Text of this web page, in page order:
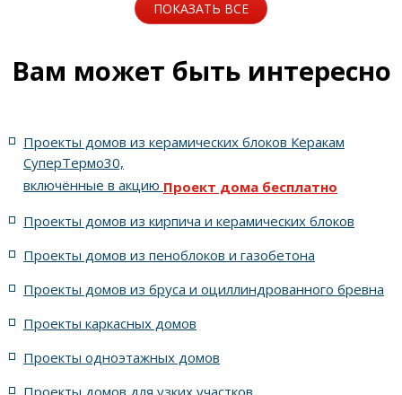
С цоколем С гаражом 6 спален с котельной
5 спален с цоколем и террасой
7 спален с крышей шале 5 спален и террасой
жилых в стиле Райта с 5 комнатами
жилых в английском стиле
ПОКАЗАТЬ ВСЕ
Вам может быть интересно
Проекты домов из керамических блоков Керакам
СуперТермо30,
включённые в акцию Проект дома бесплатно
Проекты домов из кирпича и керамических блоков
Проекты домов из пеноблоков и газобетона
Проекты домов из бруса и оциллиндрованного бревна
Проекты каркасных домов
Проекты одноэтажных домов
Проекты домов для узких участков